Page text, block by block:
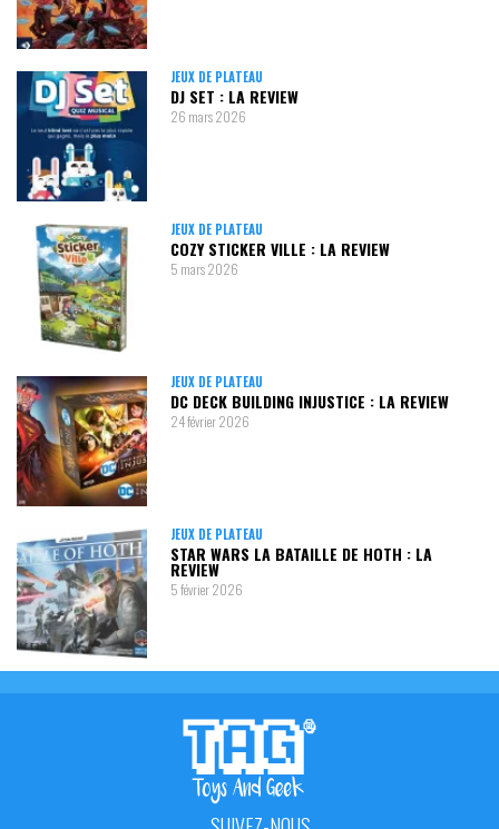
JEUX DE PLATEAU
DJ SET : LA REVIEW
26 mars 2026
JEUX DE PLATEAU
COZY STICKER VILLE : LA REVIEW
5 mars 2026
JEUX DE PLATEAU
DC DECK BUILDING INJUSTICE : LA REVIEW
24 février 2026
JEUX DE PLATEAU
STAR WARS LA BATAILLE DE HOTH : LA
REVIEW
5 février 2026